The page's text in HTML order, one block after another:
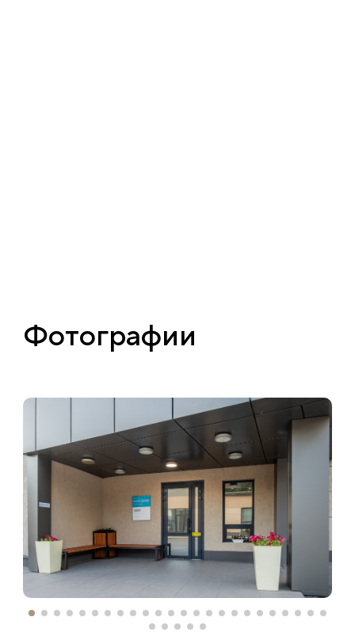
Фотографии